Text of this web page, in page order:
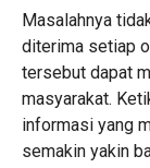
Masalahnya
diterima setiap
tersebut dapat
masyarakat.
informasi yang
semakin yakin